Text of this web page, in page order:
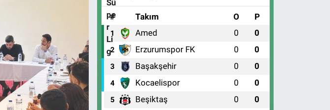
# Takım O P
1 Amed 0 0
2 Erzurumspor FK 0 0
3 Başakşehir 0 0
4 Kocaelispor 0 0
5 Beşiktaş 0 0